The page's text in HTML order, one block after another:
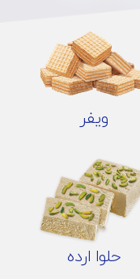
ویفر
حلوا ارده